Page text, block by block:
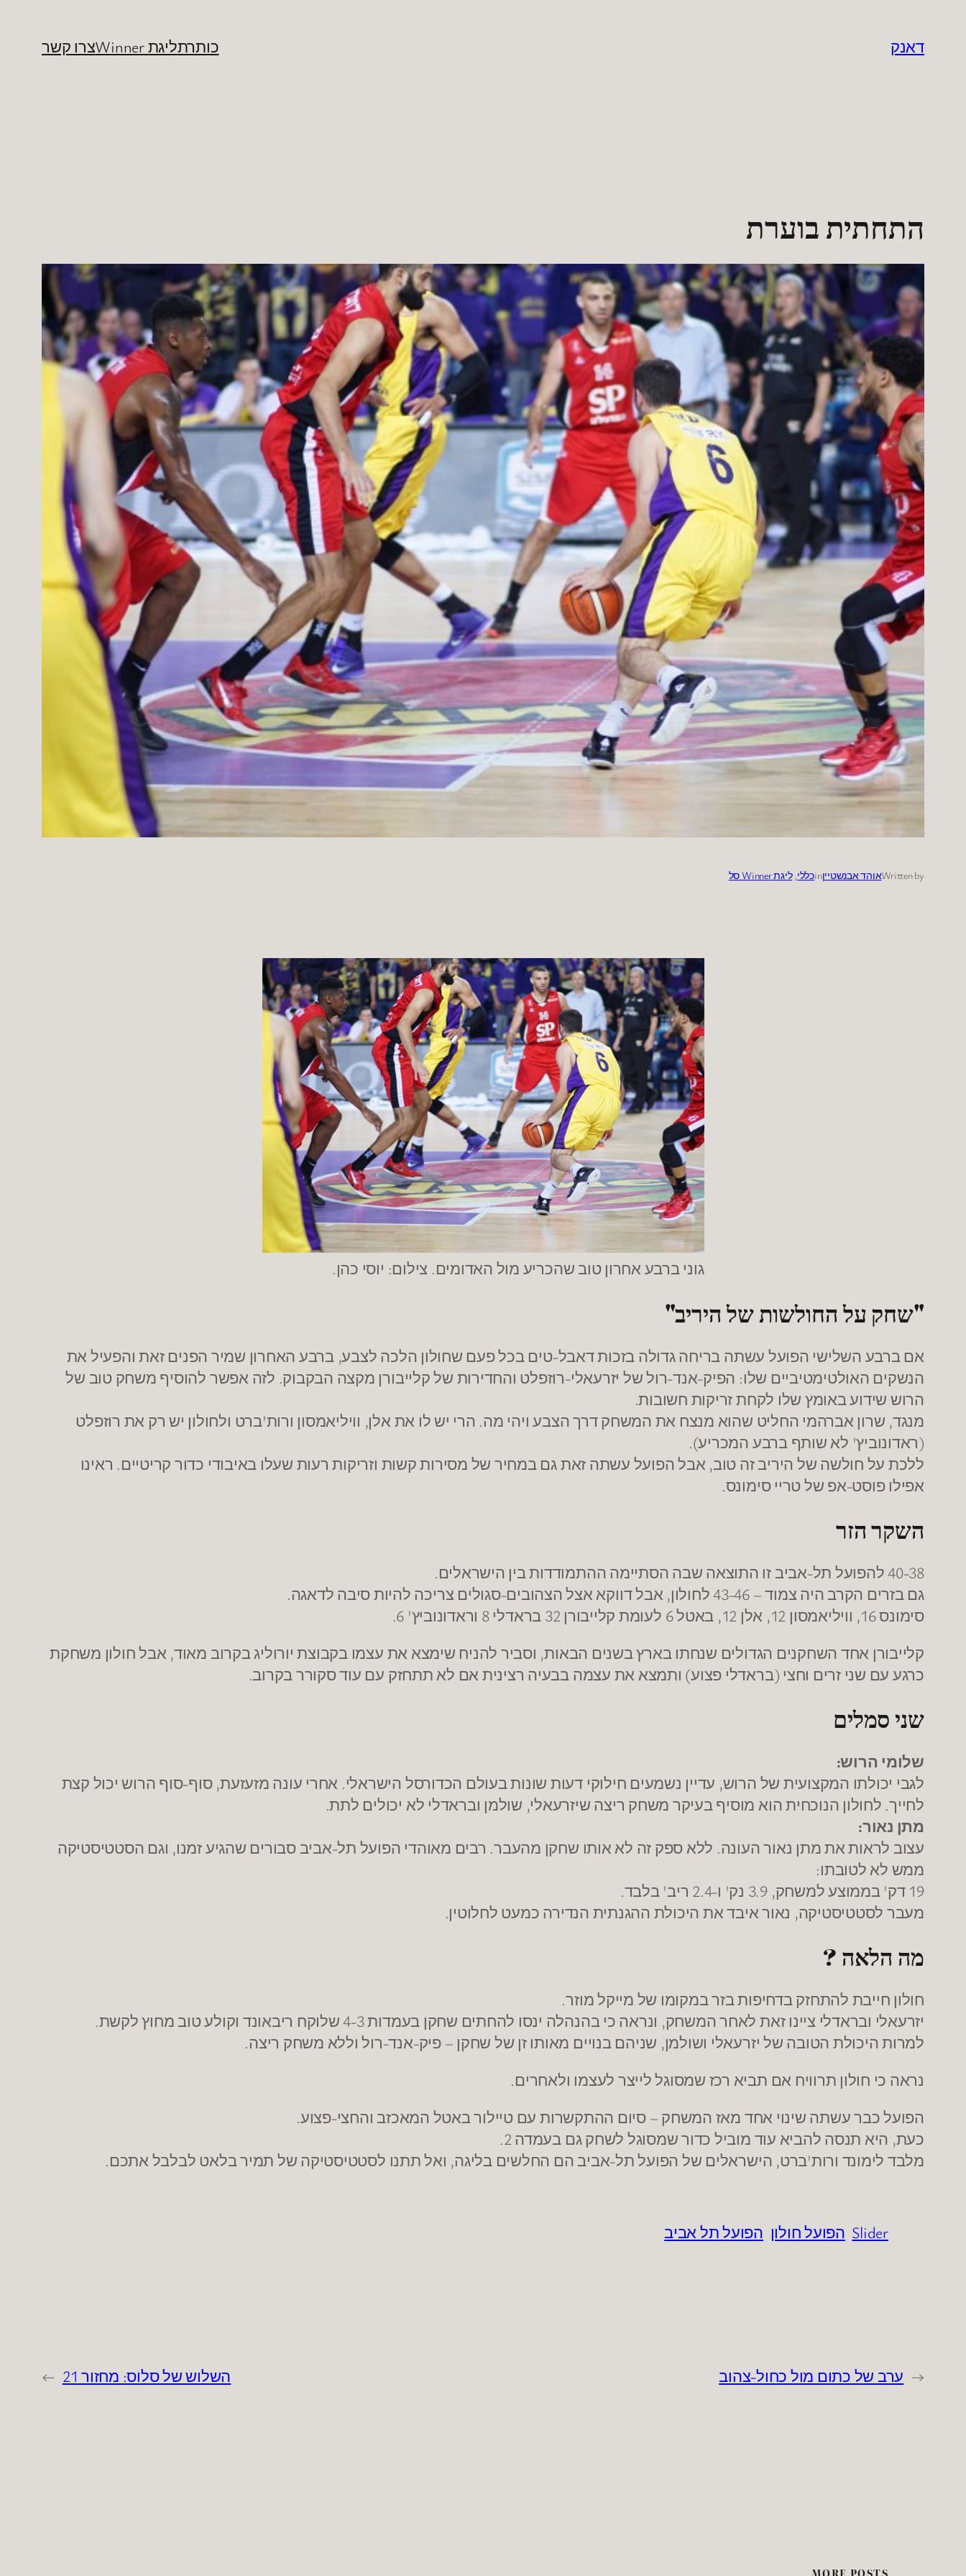
דאנק כותרתליגת Winner צרו קשר
התחתית בוערת
Written byאוהד אבנשטייןinכללי, ליגת Winner סל
גוני ברבע אחרון טוב שהכריע מול האדומים. צילום: יוסי כהן.
"שחק על החולשות של היריב"
אם ברבע השלישי הפועל עשתה בריחה גדולה בזכות דאבל-טים בכל פעם שחולון הלכה לצבע, ברבע האחרון שמיר הפנים זאת והפעיל את
הנשקים האולטימטיביים שלו: הפיק-אנד-רול של יזרעאלי-רוזפלט והחדירות של קלייבורן מקצה הבקבוק. לזה אפשר להוסיף משחק טוב של
הרוש שידוע באומץ שלו לקחת זריקות חשובות.
מנגד, שרון אברהמי החליט שהוא מנצח את המשחק דרך הצבע ויהי מה. הרי יש לו את אלן, וויליאמסון ורות'ברט ולחולון יש רק את רוזפלט
(ראדונוביץ' לא שותף ברבע המכריע).
ללכת על חולשה של היריב זה טוב, אבל הפועל עשתה זאת גם במחיר של מסירות קשות וזריקות רעות שעלו באיבודי כדור קריטיים. ראינו
אפילו פוסט-אפ של טריי סימונס.
השקר הזר
40-38 להפועל תל-אביב זו התוצאה שבה הסתיימה ההתמודדות בין הישראלים.
גם בזרים הקרב היה צמוד – 43-46 לחולון, אבל דווקא אצל הצהובים-סגולים צריכה להיות סיבה לדאגה.
סימונס 16, וויליאמסון 12, אלן 12, באטל 6 לעומת קלייבורן 32 בראדלי 8 וראדונוביץ' 6.
קלייבורן אחד השחקנים הגדולים שנחתו בארץ בשנים הבאות, וסביר להניח שימצא את עצמו בקבוצת יורוליג בקרוב מאוד, אבל חולון משחקת
כרגע עם שני זרים וחצי (בראדלי פצוע) ותמצא את עצמה בבעיה רצינית אם לא תתחזק עם עוד סקורר בקרוב.
שני סמלים
שלומי הרוש:
לגבי יכולתו המקצועית של הרוש, עדיין נשמעים חילוקי דעות שונות בעולם הכדורסל הישראלי. אחרי עונה מזעזעת, סוף-סוף הרוש יכול קצת
לחייך. לחולון הנוכחית הוא מוסיף בעיקר משחק ריצה שיזרעאלי, שולמן ובראדלי לא יכולים לתת.
מתן נאור:
עצוב לראות את מתן נאור העונה. ללא ספק זה לא אותו שחקן מהעבר. רבים מאוהדי הפועל תל-אביב סבורים שהגיע זמנו, וגם הסטטיסטיקה
ממש לא לטובתו:
19 דק' בממוצע למשחק, 3.9 נק' ו-2.4 ריב' בלבד.
מעבר לסטטיסטיקה, נאור איבד את היכולת ההגנתית הנדירה כמעט לחלוטין.
מה הלאה ?
חולון חייבת להתחזק בדחיפות בזר במקומו של מייקל מוזר.
יזרעאלי ובראדלי ציינו זאת לאחר המשחק, ונראה כי בהנהלה ינסו להחתים שחקן בעמדות 4-3 שלוקח ריבאונד וקולע טוב מחוץ לקשת.
למרות היכולת הטובה של יזרעאלי ושולמן, שניהם בנויים מאותו זן של שחקן – פיק-אנד-רול וללא משחק ריצה.
נראה כי חולון תרוויח אם תביא רכז שמסוגל לייצר לעצמו ולאחרים.
הפועל כבר עשתה שינוי אחד מאז המשחק – סיום ההתקשרות עם טיילור באטל המאכזב והחצי-פצוע.
כעת, היא תנסה להביא עוד מוביל כדור שמסוגל לשחק גם בעמדה 2.
מלבד לימונד ורות'ברט, הישראלים של הפועל תל-אביב הם החלשים בליגה, ואל תתנו לסטטיסטיקה של תמיר בלאט לבלבל אתכם.
Slider הפועל חולון הפועל תל אביב
← ערב של כתום מול כחול-צהוב השלוש של סלוס: מחזור 21 →